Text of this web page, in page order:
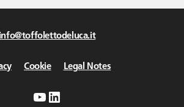
info@toffolettodeluca.it
Cookie Legal Notes
YouTube
LinkedIn